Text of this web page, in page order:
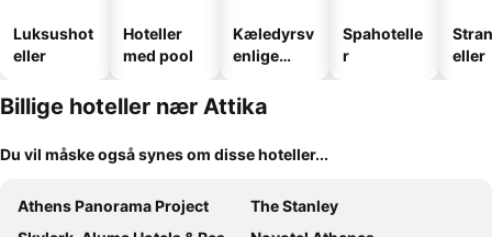
Luksushot
eller
Hoteller
med pool
Kæledyrsv
enlige
Spahotelle
r
eller
Billige hoteller nær Attika
Du vil måske også synes om disse hoteller...
Athens Panorama Project
The Stanley